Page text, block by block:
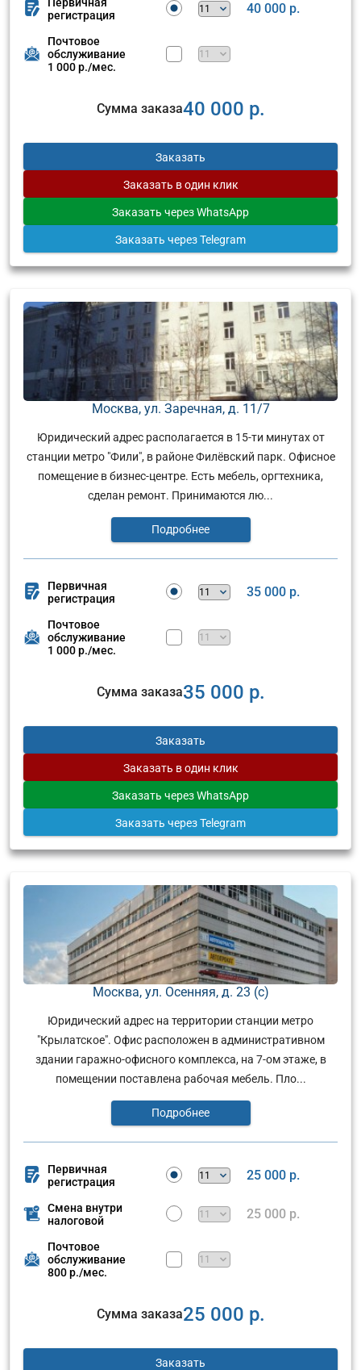
регистрация
40 000 р.
Почтовое
обслуживание
1 000 р./мес.
Сумма заказа40 000 р.
Заказать
Заказать в один клик
Заказать через WhatsApp
Заказать через Telegram
Москва, ул. Заречная, д. 11/7
Юридический адрес располагается в 15-ти минутах от
станции метро "Фили", в районе Филёвский парк. Офисное
помещение в бизнес-центре. Есть мебель, оргтехника,
сделан ремонт. Принимаются лю...
Подробнее
Первичная
регистрация
35 000 р.
Почтовое
обслуживание
1 000 р./мес.
Сумма заказа35 000 р.
Заказать
Заказать в один клик
Заказать через WhatsApp
Заказать через Telegram
Москва, ул. Осенняя, д. 23 (с)
Юридический адрес на территории станции метро
"Крылатское". Офис расположен в административном
здании гаражно-офисного комплекса, на 7-ом этаже, в
помещении поставлена рабочая мебель. Пло...
Подробнее
Первичная
регистрация
25 000 р.
Смена внутри
налоговой
25 000 р.
Почтовое
обслуживание
800 р./мес.
Сумма заказа25 000 р.
Заказать